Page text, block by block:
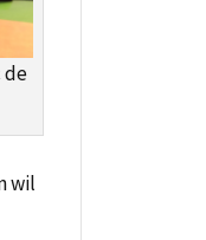
de
wil